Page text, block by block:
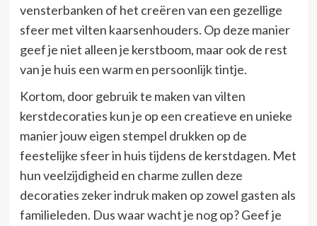
vensterbanken of het creëren van een gezellige
sfeer met vilten kaarsenhouders. Op deze manier
geef je niet alleen je kerstboom, maar ook de rest
van je huis een warm en persoonlijk tintje.
Kortom, door gebruik te maken van vilten
kerstdecoraties kun je op een creatieve en unieke
manier jouw eigen stempel drukken op de
feestelijke sfeer in huis tijdens de kerstdagen. Met
hun veelzijdigheid en charme zullen deze
decoraties zeker indruk maken op zowel gasten als
familieleden. Dus waar wacht je nog op? Geef je